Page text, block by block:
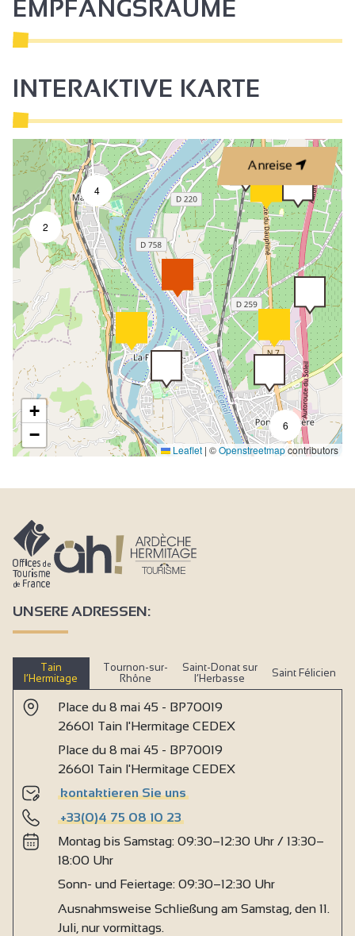
EMPFANGSRÄUME
INTERAKTIVE KARTE
Anreise
6
4
2
+
−
Leaflet | ©Openstreetmapcontributors
UNSERE ADRESSEN:
Tain
l’Hermitage
Tournon-sur-
Rhône
Saint-Donat sur
l’Herbasse
Saint Félicien
Place du 8 mai 45 - BP70019
26601 Tain l'Hermitage CEDEX
Place du 8 mai 45 - BP70019
26601 Tain l'Hermitage CEDEX
kontaktieren Sie uns
+33(0)4 75 08 10 23
Montag bis Samstag: 09:30–12:30 Uhr / 13:30–
18:00 Uhr
Sonn- und Feiertage: 09:30–12:30 Uhr
Ausnahmsweise Schließung am Samstag, den 11.
Juli, nur vormittags.